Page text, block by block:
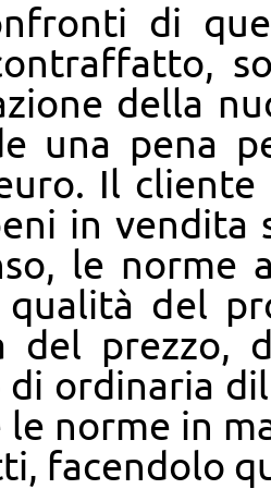
di
della
una pena
Il
in vendita
le norme
qualità del
del prezzo,
ordinaria
norme in
facendolo